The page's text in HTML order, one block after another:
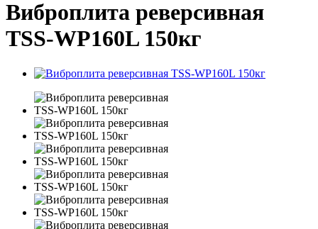
Виброплита реверсивная
TSS-WP160L 150кг